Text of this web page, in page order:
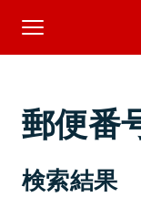
郵便番
検索結果